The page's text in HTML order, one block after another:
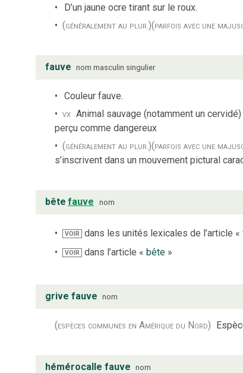
D’un jaune ocre tirant sur le roux.
(généralement au plur.)(parfois avec une
fauve nom masculin singulier
Couleur fauve.
vx Animal sauvage (notamment un
perçu comme dangereux
(généralement au plur.)(parfois avec une
s’inscrivent dans un mouvement pictural
bête fauve nom
VOIR dans les unités lexicales de l’article «
VOIR dans l’article «bête »
grive fauve nom
(espèces communes en Amérique du Nord)
hémérocalle fauve nom